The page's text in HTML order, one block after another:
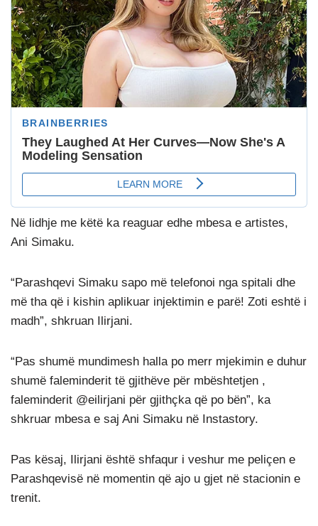
Në lidhje me këtë ka reaguar edhe mbesa e artistes,
Ani Simaku.
“Parashqevi Simaku sapo më telefonoi nga spitali dhe
më tha që i kishin aplikuar injektimin e parë! Zoti eshtë i
madh”, shkruan Ilirjani.
“Pas shumë mundimesh halla po merr mjekimin e duhur
shumë faleminderit të gjithëve për mbështetjen ,
faleminderit @eilirjani për gjithçka që po bën”, ka
shkruar mbesa e saj Ani Simaku në Instastory.
Pas kësaj, Ilirjani është shfaqur i veshur me peliçen e
Parashqevisë në momentin që ajo u gjet në stacionin e
trenit.